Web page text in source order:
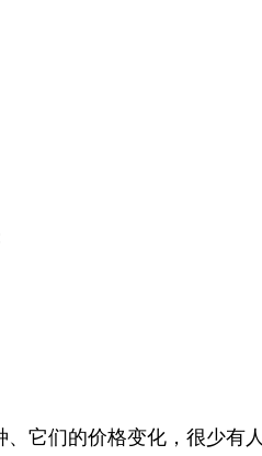
它们的价格变化，很少有人